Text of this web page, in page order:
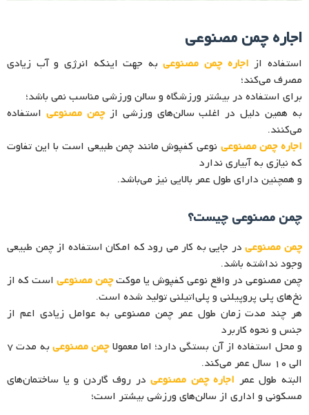
اجاره چمن مصنوعی
استفاده از اجاره چمن مصنوعیبه جهت اینکه انرژی و آب زیادی
مصرف می‌کند؛
برای استفاده در بیشتر ورزشگاه و سالن ورزشی مناسب نمی باشد؛
به همین دلیل در اغلب سالن‌های ورزشی ازچمن مصنوعی استفاده
می‌کنند.
اجاره چمن مصنوعی نوعی کفپوش مانند چمن طبیعی است با این تفاوت
که نیازی به آبیاری ندارد
و همچنین دارای طول عمر بالایی نیز می‌باشد.
چمن مصنوعی چیست؟
چمن مصنوعیدر جایی به کار می رود که امکان استفاده از چمن طبیعی
وجود نداشته باشد.
چمن مصنوعی در واقع نوعی کفپوش یا موکتچمن مصنوعی است که از
نخ‌های پلی‌ پروپیلنی و پلی‌اتیلنی تولید شده است.
هر چند مدت زمان طول عمر چمن مصنوعی به عوامل زیادی اعم از
جنس و نحوه کاربرد
و محل استفاده از آن بستگی دارد؛ اما معمولاچمن مصنوعی
به مدت 7
الی 10 سال عمر می‌کند.
البته طول عمر اجاره چمن مصنوعیدر روف گاردن و یا ساختمان‌های
مسکونی و اداری از سالن‌های ورزشی بیشتر است؛